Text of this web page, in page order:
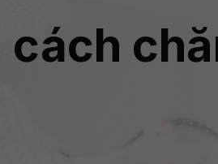
cách